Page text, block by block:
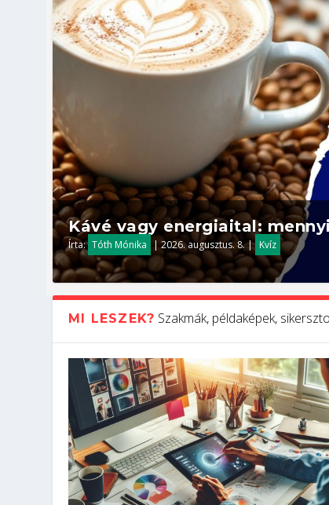
Kávé vagy energiaital:
Írta: Tóth Mónika |2026. augusztus. 8.| Kvíz
MI LESZEK? Szakmák, példaképek,